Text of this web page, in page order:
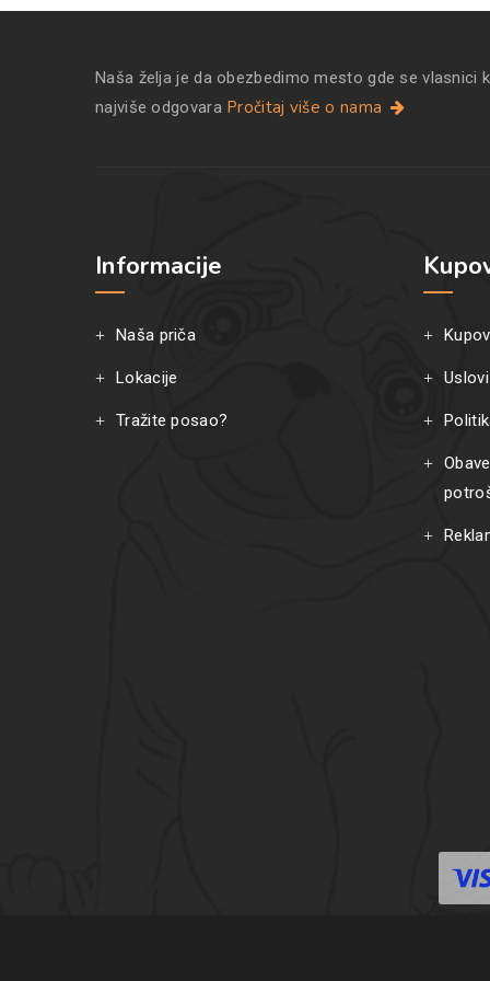
Naša želja je da obezbedimo mesto gde se
najviše odgovara Pročitaj više o nama
Informacije
Naša priča
Lokacije
Tražite posao?